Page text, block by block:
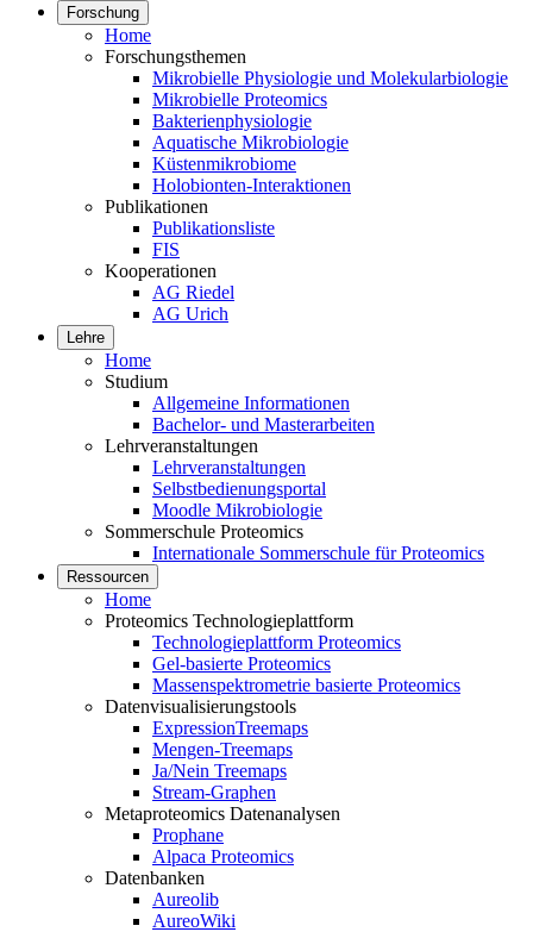
Forschung
Home
Forschungsthemen
Mikrobielle Physiologie und Molekularbiologie
Mikrobielle Proteomics
Bakterienphysiologie
Aquatische Mikrobiologie
Küstenmikrobiome
Holobionten-Interaktionen
Publikationen
Publikationsliste
FIS
Kooperationen
AG Riedel
AG Urich
Lehre
Home
Studium
Allgemeine Informationen
Bachelor- und Masterarbeiten
Lehrveranstaltungen
Lehrveranstaltungen
Selbstbedienungsportal
Moodle Mikrobiologie
Sommerschule Proteomics
Internationale Sommerschule für Proteomics
Ressourcen
Home
Proteomics Technologieplattform
Technologieplattform Proteomics
Gel-basierte Proteomics
Massenspektrometrie basierte Proteomics
Datenvisualisierungstools
ExpressionTreemaps
Mengen-Treemaps
Ja/Nein Treemaps
Stream-Graphen
Metaproteomics Datenanalysen
Prophane
Alpaca Proteomics
Datenbanken
Aureolib
AureoWiki